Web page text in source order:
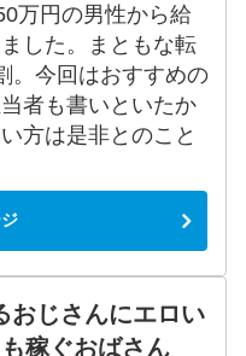
万円の男性から給
した。まともな転
。今回はおすすめの
者も書いといたか
方は是非とのこと
おじさんにエロい
稼ぐおばさん